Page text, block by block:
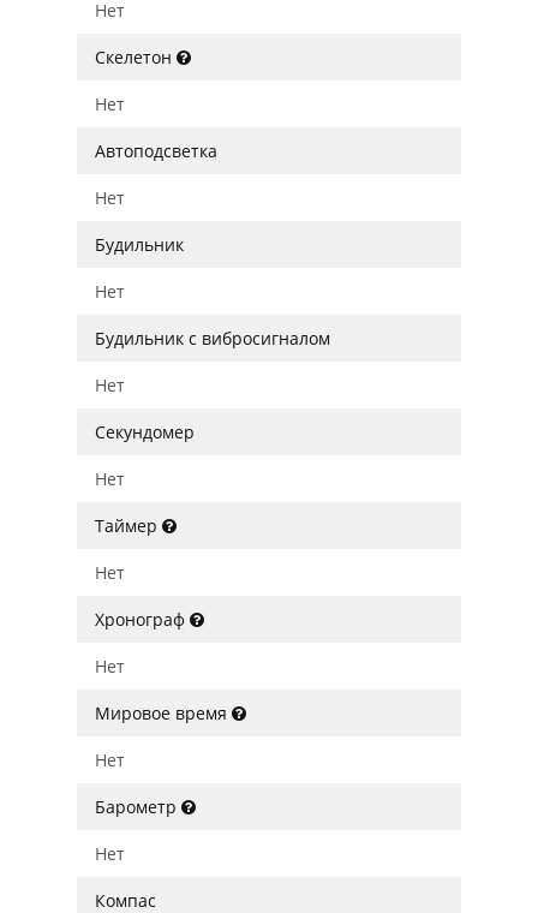
Нет
Скелетон
Нет
Автоподсветка
Нет
Будильник
Нет
Будильник с вибросигналом
Нет
Секундомер
Нет
Таймер
Нет
Хронограф
Нет
Мировое время
Нет
Барометр
Нет
Компас